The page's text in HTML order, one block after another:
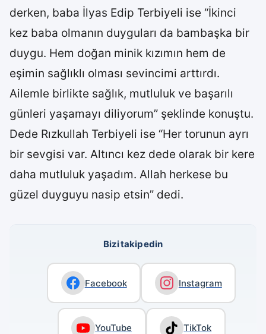
derken, baba İlyas Edip Terbiyeli ise “İkinci
kez baba olmanın duyguları da bambaşka bir
duygu. Hem doğan minik kızımın hem de
eşimin sağlıklı olması sevincimi arttırdı.
Ailemle birlikte sağlık, mutluluk ve başarılı
günleri yaşamayı diliyorum” şeklinde konuştu.
Dede Rızkullah Terbiyeli ise “Her torunun ayrı
bir sevgisi var. Altıncı kez dede olarak bir kere
daha mutluluk yaşadım. Allah herkese bu
güzel duyguyu nasip etsin” dedi.
Bizi takip edin
Facebook Instagram
YouTube TikTok